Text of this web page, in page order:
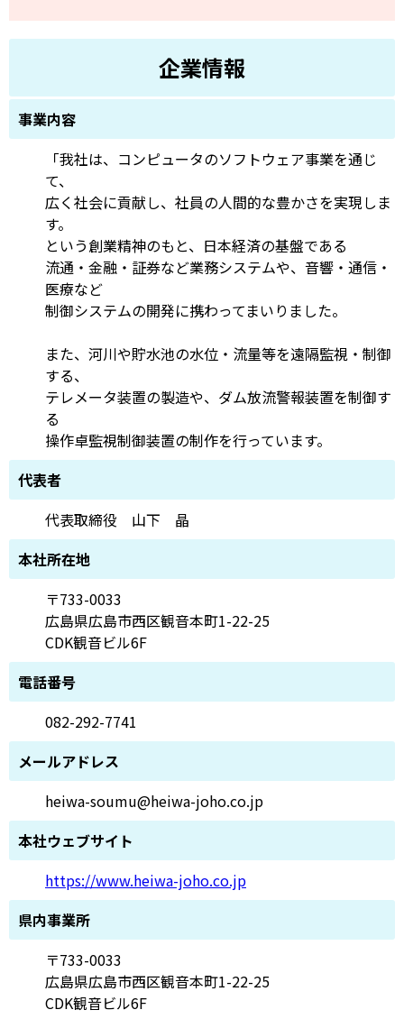
企業情報
事業内容
「我社は、コンピュータのソフトウェア事業を通じ
て、
広く社会に貢献し、社員の人間的な豊かさを実現しま
す。
という創業精神のもと、日本経済の基盤である
流通・金融・証券など業務システムや、音響・通信・
医療など
制御システムの開発に携わってまいりました。
また、河川や貯水池の水位・流量等を遠隔監視・制御
する、
テレメータ装置の製造や、ダム放流警報装置を制御す
る
操作卓監視制御装置の制作を行っています。
代表者
代表取締役 山下 晶
本社所在地
〒733-0033
広島県広島市西区観音本町1-22-25
CDK観音ビル6F
電話番号
082-292-7741
メールアドレス
heiwa-soumu@heiwa-joho.co.jp
本社ウェブサイト
https://www.heiwa-joho.co.jp
県内事業所
〒733-0033
広島県広島市西区観音本町1-22-25
CDK観音ビル6F